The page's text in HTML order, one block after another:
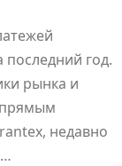
последний год.
рынка и
недавно